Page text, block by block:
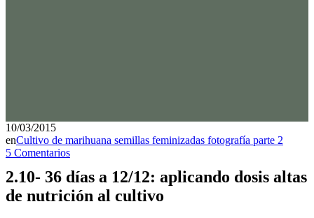
10/03/2015
enCultivo de marihuana semillas feminizadas fotografía parte 2
5 Comentarios
2.10- 36 días a 12/12: aplicando dosis altas
de nutrición al cultivo